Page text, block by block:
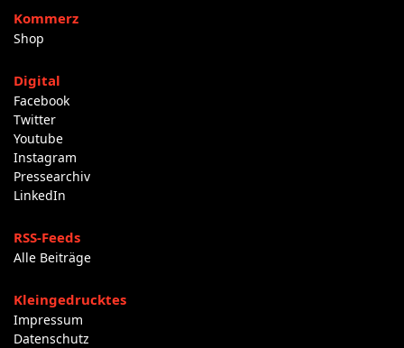
Kommerz
Shop
Digital
Facebook
Twitter
Youtube
Instagram
Pressearchiv
LinkedIn
RSS-Feeds
Alle Beiträge
Kleingedrucktes
Impressum
Datenschutz